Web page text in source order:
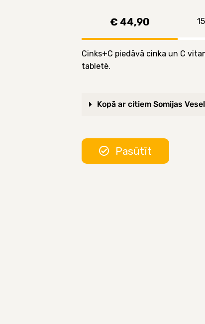
€ 44,90
Cinks+C piedāvā cinka un C
tabletē.
Kopā ar citiem Somijas
Pasūtīt